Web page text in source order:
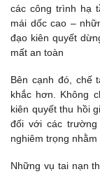
các công trình hạ
mái dốc cao –
đạo kiên quyết
mất an toàn
Bên cạnh đó, chế
khắc hơn. Không
kiên quyết thu hồi
đối với các
nghiêm trọng nhằm
Những vụ tai nạn